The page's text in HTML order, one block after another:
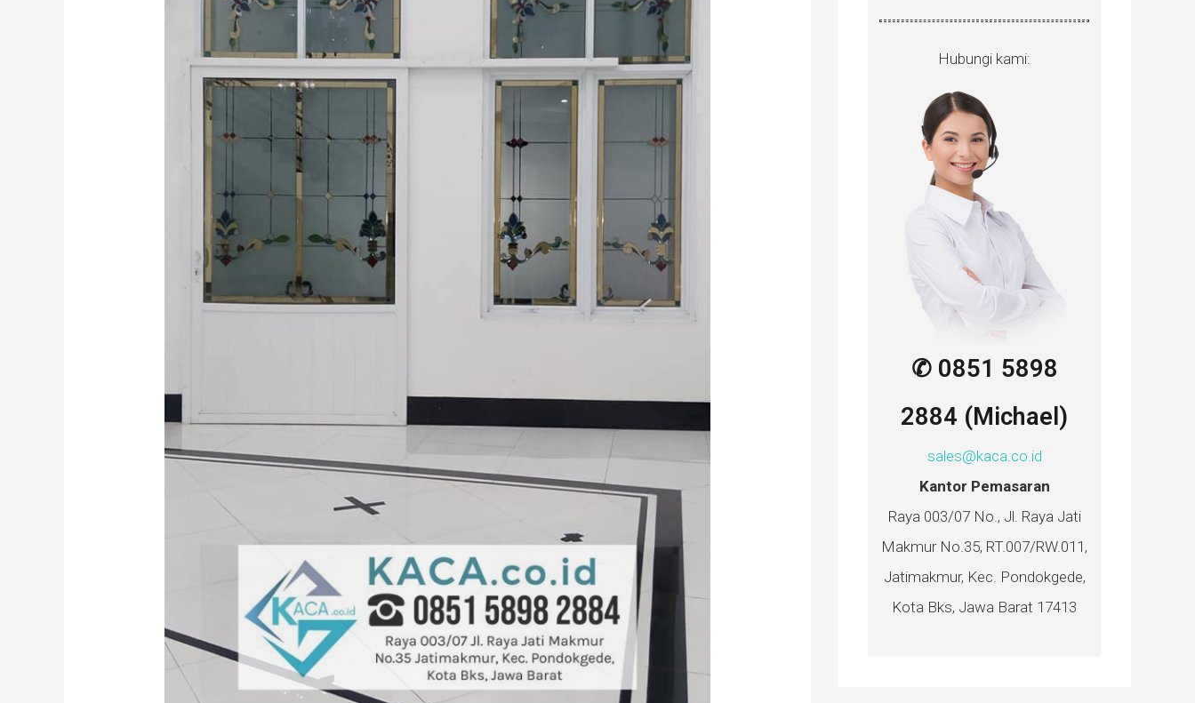
Hubungi kami:
✆ 0851 5898
2884 (Michael)
sales@kaca.co.id
Kantor Pemasaran
Raya 003/07 No., Jl. Raya Jati
Makmur No.35, RT.007/RW.011,
Jatimakmur, Kec. Pondokgede,
Kota Bks, Jawa Barat 17413